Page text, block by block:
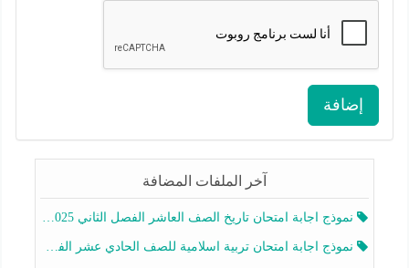
إضافة
آخر الملفات المضافة
نموذج اجابة امتحان تاريخ الصف العاشر الفصل الثاني 2025-2026
نموذج اجابة امتحان تربية اسلامية للصف الحادي عشر الفصل الثاني 2025-2026